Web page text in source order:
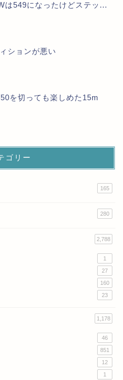
は549になったけどステッ...
ションが悪い
を切っても楽しめた15m
ゴリー
165
280
2,788
1
27
160
23
1,178
46
851
12
1